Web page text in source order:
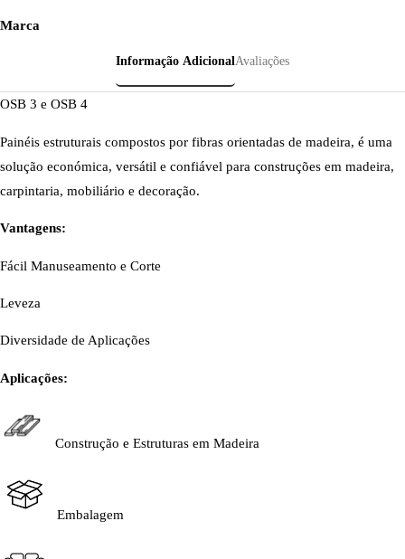
Marca
Informação AdicionalAvaliações
OSB 3 e OSB 4
Painéis estruturais compostos por fibras orientadas de madeira, é uma
solução económica, versátil e confiável para construções em madeira,
carpintaria, mobiliário e decoração.
Vantagens:
Fácil Manuseamento e Corte
Leveza
Diversidade de Aplicações
Aplicações:
Construção e Estruturas em Madeira
Embalagem